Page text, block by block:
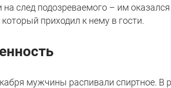
след подозреваемого – им
приходил к нему в гости.
мужчины распивали спиртное. В